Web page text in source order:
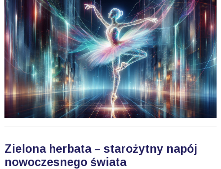
Zielona herbata – starożytny napój
nowoczesnego świata